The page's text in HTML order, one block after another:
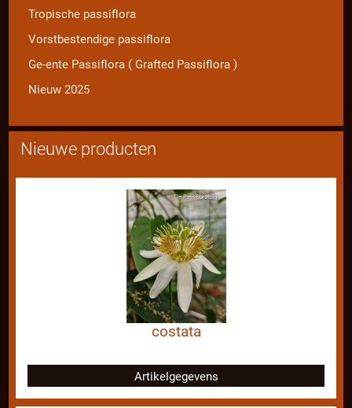
Tropische passiflora
Vorstbestendige passiflora
Ge-ente Passiflora ( Grafted Passiflora )
Nieuw 2025
Nieuwe producten
costata
Artikelgegevens